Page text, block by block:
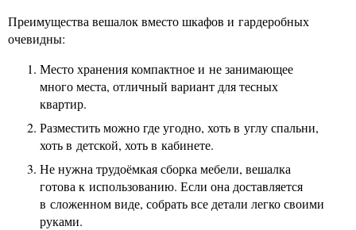
Преимущества вешалок вместо шкафов и гардеробных
очевидны:
Место хранения компактное и не занимающее
много места, отличный вариант для тесных
квартир.
Разместить можно где угодно, хоть в углу спальни,
хоть в детской, хоть в кабинете.
Не нужна трудоёмкая сборка мебели, вешалка
готова к использованию. Если она доставляется
в сложенном виде, собрать все детали легко своими
руками.